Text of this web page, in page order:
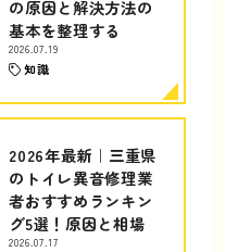
の原因と解決方法の
基本を整理する
2026.07.19
知識
2026年最新｜三重県
のトイレ異音修理業
者おすすめランキン
グ5選！原因と相場
2026.07.17